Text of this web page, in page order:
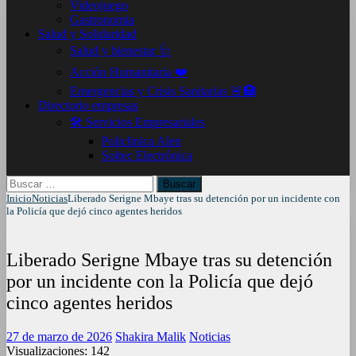
Videojuego
Gastronomia
Salud y Solidaridad
Salud y bienestar 🩺
Acción Humanitaria ❤️
Emergencias y Crisis Sanitarias 🚨🏥
Directorio empresas
🛠️ Servicios Empresariales
Policlinica Alen
Soltec Electrónica
Buscar:
InicioNoticiasLiberado Serigne Mbaye tras su detención por un incidente con
la Policía que dejó cinco agentes heridos
Liberado Serigne Mbaye tras su detención
por un incidente con la Policía que dejó
cinco agentes heridos
27 de marzo de 2026 Shakira Malik Noticias
Visualizaciones: 142